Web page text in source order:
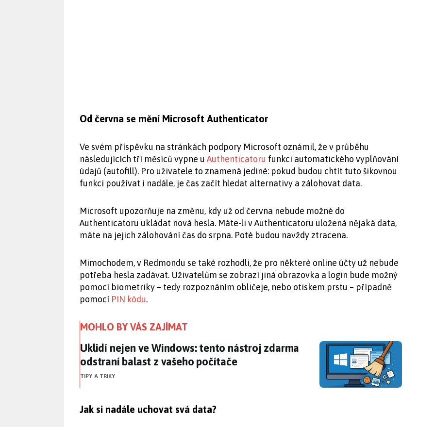
Od června se mění Microsoft Authenticator
Ve svém příspěvku na stránkách podpory Microsoft oznámil, že v průběhu
následujících tří měsíců vypne u Authenticatoru funkci automatického vyplňování
údajů (autofill). Pro uživatele to znamená jediné: pokud budou chtít tuto šikovnou
funkci používat i nadále, je čas začít hledat alternativy a zálohovat data.
Microsoft upozorňuje na změnu, kdy už od června nebude možné do
Authenticatoru ukládat nová hesla. Máte-li v Authenticatoru uložená nějaká data,
máte na jejich zálohování čas do srpna. Poté budou navždy ztracena.
Mimochodem, v Redmondu se také rozhodli, že pro některé online účty už nebude
potřeba hesla zadávat. Uživatelům se zobrazí jiná obrazovka a login bude možný
pomocí biometriky – tedy rozpoznáním obličeje, nebo otiskem prstu – případně
pomocí PIN kódu.
MOHLO BY VÁS ZAJÍMAT
Uklidí nejen ve Windows: tento nástroj zdarma odstraní balast z vašeho
Uklidí nejen ve Windows: tento nástroj zdarma
odstraní balast z vašeho počítače
TIPY A TRIKY
Jak si nadále uchovat svá data?